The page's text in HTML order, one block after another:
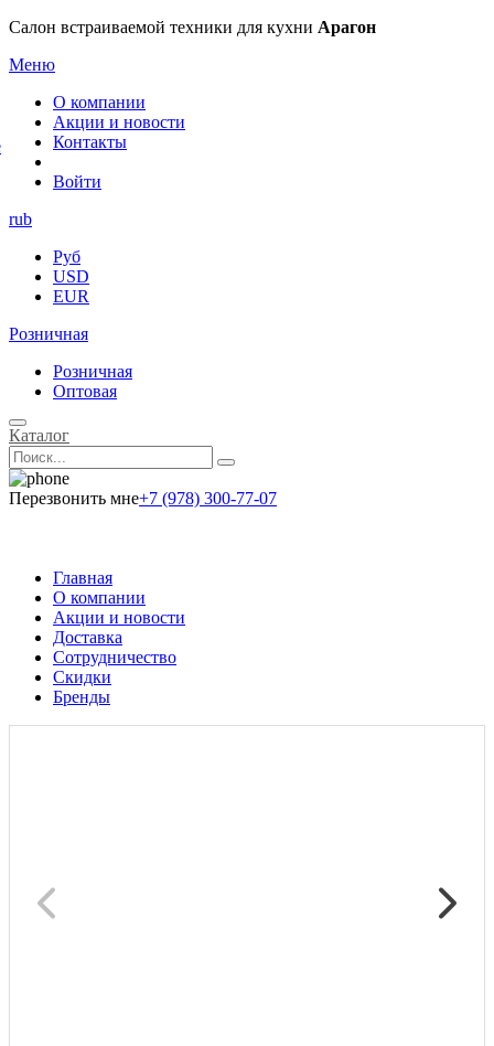
Салон встраиваемой техники для кухни Арагон
Меню
О компании
Акции и новости
Контакты
Войти
rub
Руб
USD
EUR
Розничная
Розничная
Оптовая
Каталог
Перезвонить мне+7 (978) 300-77-07
Главная
О компании
Акции и новости
Доставка
Сотрудничество
Скидки
Бренды